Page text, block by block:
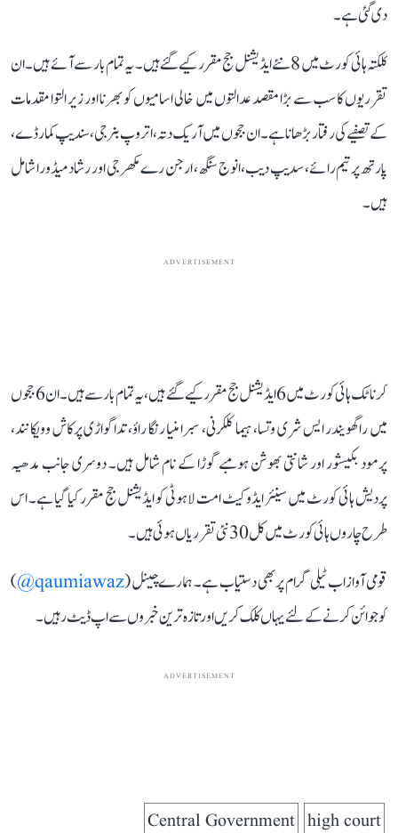
دی گئی ہے۔
کلکتہ ہائی کورٹ میں 8 نئے ایڈیشنل جج مقرر کیے گئے ہیں۔ یہ تمام بار سے آئے ہیں۔ ان
تقرریوں کا سب سے بڑا مقصد عدالتوں میں خالی اسامیوں کو بھرنا اور زیر التوا مقدمات
کے تصفیے کی رفتار بڑھانا ہے۔ ان ججوں میں آریک دتہ، اتروپ بنرجی، سندیپ کمار ڈے،
پارتھ پرتیم رائے، سدیپ دیب، انوج سنگھ، ارجن رے مکھرجی اور رشاد میڈورا شامل
ہیں۔
ADVERTISEMENT
کرناٹک ہائی کورٹ میں 6 ایڈیشنل جج مقرر کیے گئے ہیں، یہ تمام بار سے ہیں۔ ان 6 ججوں
میں راگھویندر ایس شری وتسا، ہیما کلکرنی، سبرامنیا رنگا راؤ، تداگواڑی پرکاش وویکانند،
پرمود بکیشور اور شانتی بھوشن ہومبے گوڑا کے نام شامل ہیں۔ دوسری جانب مدھیہ
پردیش ہائی کورٹ میں سینئر ایڈوکیٹ امت لاہوٹی کو ایڈیشنل جج مقرر کیا گیا ہے۔ اس
طرح چاروں ہائی کورٹ میں کل 30 نئی تقرریاں ہوئی ہیں۔
قومی آواز اب ٹیلی گرام پر بھی دستیاب ہے۔ ہمارے چینل (qaumiawaz@
)
کو جوائن کرنے کے لئے یہاں کلک کریں اور تازہ ترین خبروں سے اپ ڈیٹ رہیں۔
ADVERTISEMENT
high court
Central Government